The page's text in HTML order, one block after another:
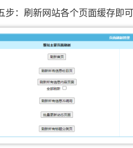
步：刷新网站各个页面缓存即可